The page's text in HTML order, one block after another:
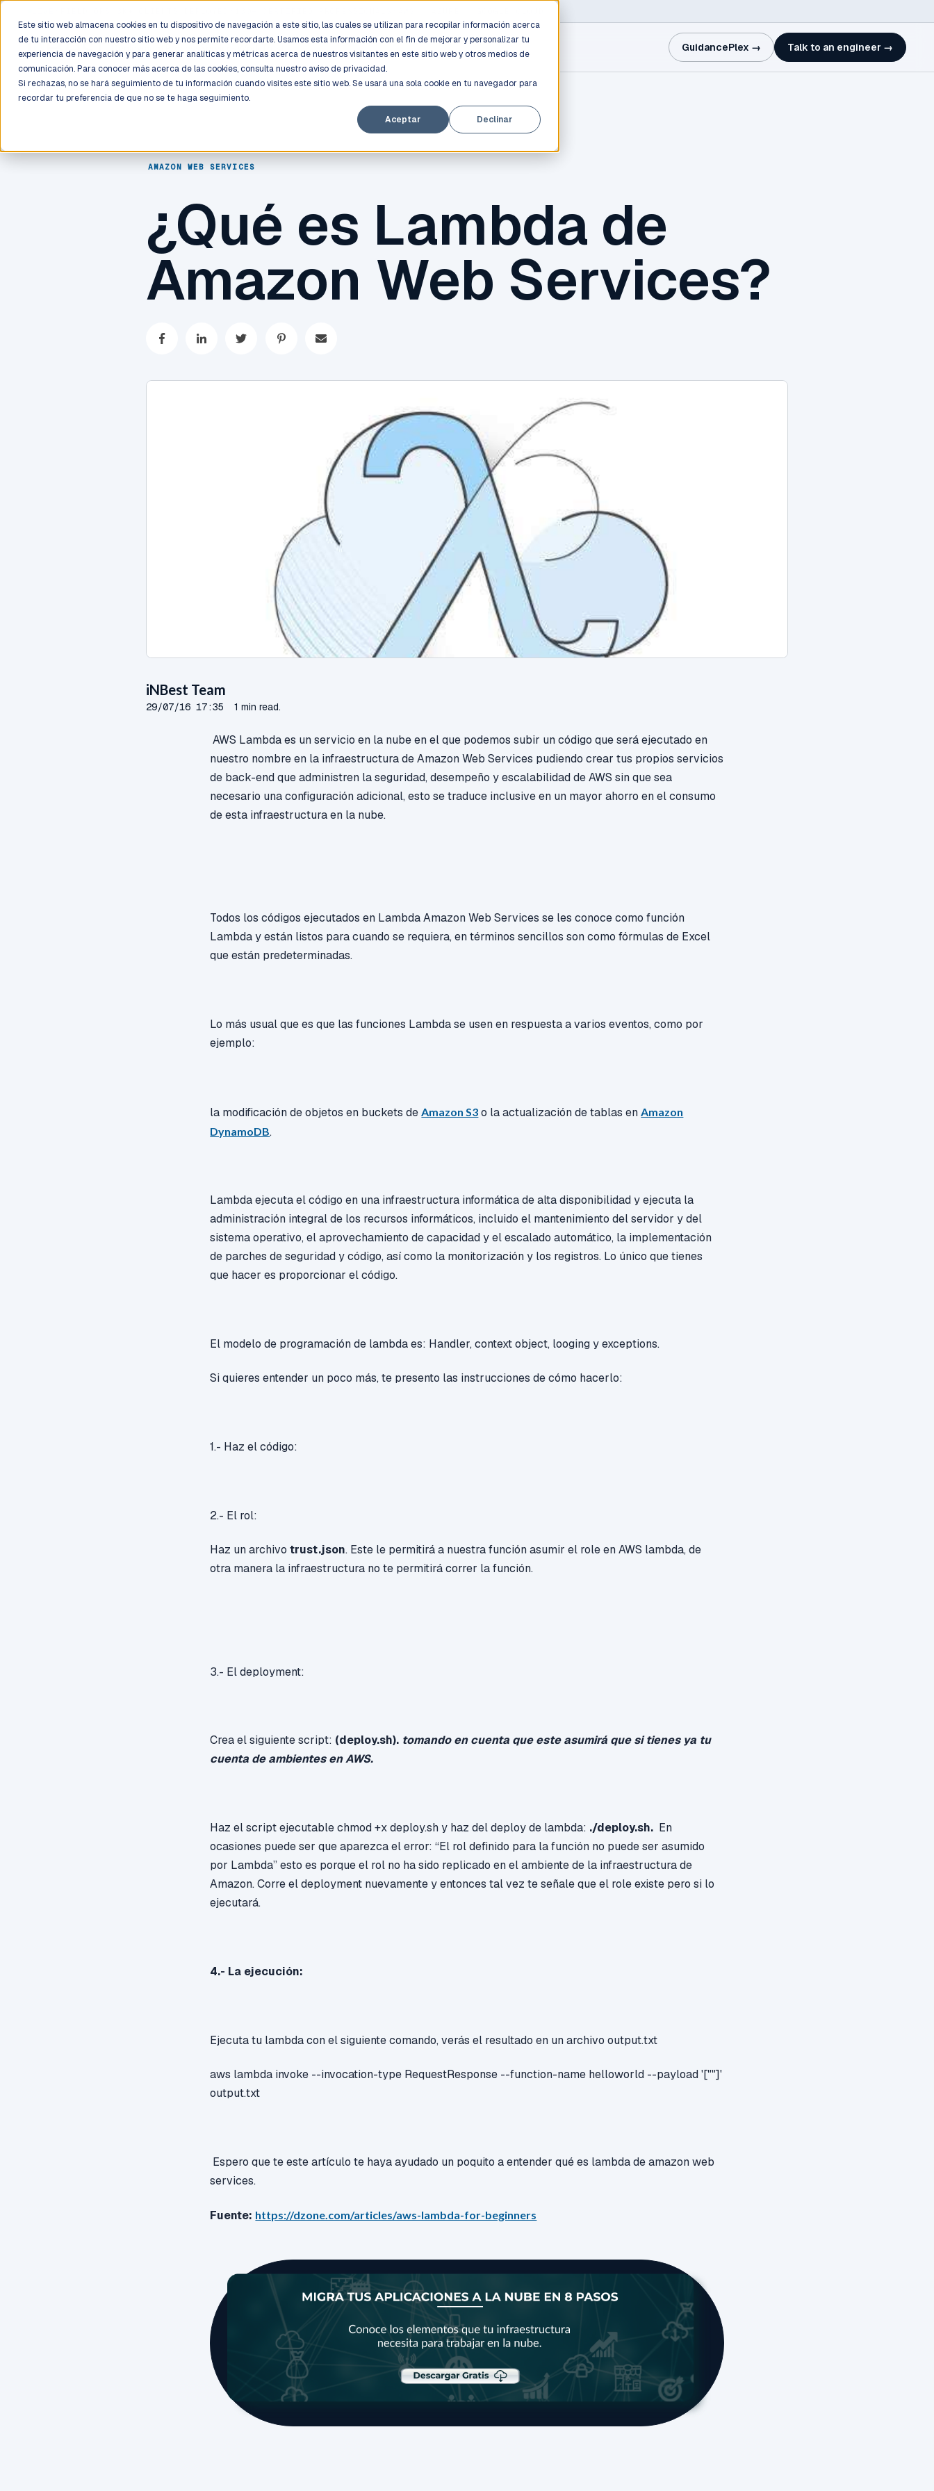
Este sitio web almacena cookies en tu dispositivo de navegación a este sitio, las cuales se utilizan para recopilar información acerca
de tu interacción con nuestro sitio web y nos permite recordarte. Usamos esta información con el fin de mejorar y personalizar tu
experiencia de navegación y para generar analíticas y métricas acerca de nuestros visitantes en este sitio web y otros medios de
comunicación. Para conocer más acerca de las cookies, consulta nuestro aviso de privacidad.
Si rechazas, no se hará seguimiento de tu información cuando visites este sitio web. Se usará una sola cookie en tu navegador para
recordar tu preferencia de que no se te haga seguimiento.
Aceptar
Declinar
Process GuidancePlex → Talk to an engineer →
AMAZON WEB SERVICES
¿Qué es Lambda de
Amazon Web Services?
iNBest Team
29/07/16 17:35 1 min read.
AWS Lambda es un servicio en la nube en el que podemos subir un código que será ejecutado en
nuestro nombre en la infraestructura de Amazon Web Services pudiendo crear tus propios servicios
de back-end que administren la seguridad, desempeño y escalabilidad de AWS sin que sea
necesario una configuración adicional, esto se traduce inclusive en un mayor ahorro en el consumo
de esta infraestructura en la nube.
Todos los códigos ejecutados en Lambda Amazon Web Services se les conoce como función
Lambda y están listos para cuando se requiera, en términos sencillos son como fórmulas de Excel
que están predeterminadas.
Lo más usual que es que las funciones Lambda se usen en respuesta a varios eventos, como por
ejemplo:
la modificación de objetos en buckets deAmazon S3 o la actualización de tablas enAmazon
DynamoDB.
Lambda ejecuta el código en una infraestructura informática de alta disponibilidad y ejecuta la
administración integral de los recursos informáticos, incluido el mantenimiento del servidor y del
sistema operativo, el aprovechamiento de capacidad y el escalado automático, la implementación
de parches de seguridad y código, así como la monitorización y los registros. Lo único que tienes
que hacer es proporcionar el código.
El modelo de programación de lambda es: Handler, context object, looging y exceptions.
Si quieres entender un poco más, te presento las instrucciones de cómo hacerlo:
1.- Haz el código:
2.- El rol:
Haz un archivotrust.json. Este le permitirá a nuestra función asumir el role en AWS lambda, de
otra manera la infraestructura no te permitirá correr la función.
3.- El deployment:
Crea el siguiente script: (deploy.sh). tomando en cuenta que este asumirá que si tienes ya tu
cuenta de ambientes en AWS.
Haz el script ejecutable chmod +x deploy.sh y haz del deploy de lambda: ./deploy.sh. En
ocasiones puede ser que aparezca el error: “El rol definido para la función no puede ser asumido
por Lambda” esto es porque el rol no ha sido replicado en el ambiente de la infraestructura de
Amazon. Corre el deployment nuevamente y entonces tal vez te señale que el role existe pero si lo
ejecutará.
4.- La ejecución:
Ejecuta tu lambda con el siguiente comando, verás el resultado en un archivo output.txt
aws lambda invoke --invocation-type RequestResponse --function-name helloworld --payload '[""]'
output.txt
Espero que te este artículo te haya ayudado un poquito a entender qué es lambda de amazon web
services.
Fuente: https://dzone.com/articles/aws-lambda-for-beginners